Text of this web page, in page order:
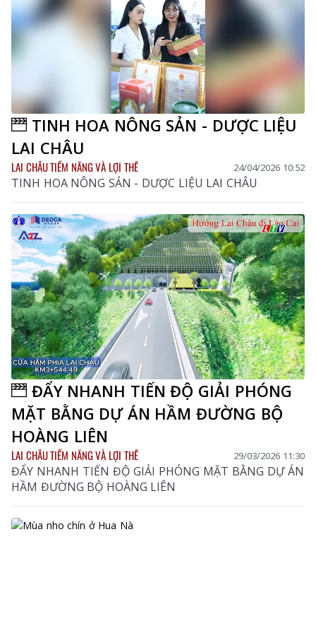
TINH HOA NÔNG SẢN - DƯỢC LIỆU
LAI CHÂU
LAI CHÂU TIỀM NĂNG VÀ LỢI THẾ 24/04/2026 10:52
TINH HOA NÔNG SẢN - DƯỢC LIỆU LAI CHÂU
ĐẨY NHANH TIẾN ĐỘ GIẢI PHÓNG
MẶT BẰNG DỰ ÁN HẦM ĐƯỜNG BỘ
HOÀNG LIÊN
LAI CHÂU TIỀM NĂNG VÀ LỢI THẾ 29/03/2026 11:30
ĐẨY NHANH TIẾN ĐỘ GIẢI PHÓNG MẶT BẰNG DỰ ÁN
HẦM ĐƯỜNG BỘ HOÀNG LIÊN